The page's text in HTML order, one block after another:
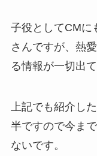
子役としてCMに
さんですが、熱
る情報が一切出
上記でも紹介し
半ですので今ま
ないです。